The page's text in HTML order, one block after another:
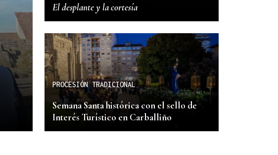
El desplante y la cortesía
PROCESIÓN TRADICIONAL
Semana Santa histórica con el sello de
Interés Turístico en Carballiño